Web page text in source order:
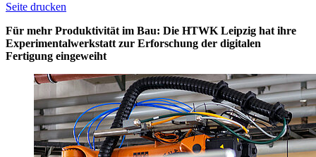
Seite drucken
Für mehr Produktivität im Bau: Die HTWK Leipzig hat ihre
Experimentalwerkstatt zur Erforschung der digitalen
Fertigung eingeweiht